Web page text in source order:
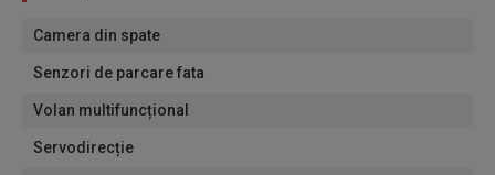
Camera din spate
Senzori de parcare fata
Volan multifuncțional
Servodirecție